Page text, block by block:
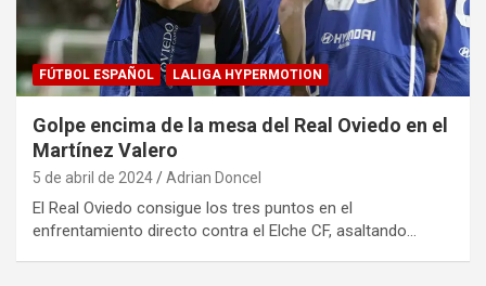
FÚTBOL ESPAÑOL LALIGA HYPERMOTION
Golpe encima de la mesa del Real Oviedo en el
Martínez Valero
5 de abril de 2024 Adrian Doncel
El Real Oviedo consigue los tres puntos en el
enfrentamiento directo contra el Elche CF, asaltando…